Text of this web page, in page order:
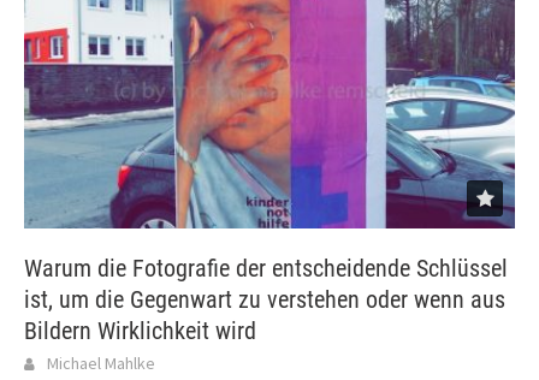
Warum die Fotografie der entscheidende Schlüssel
ist, um die Gegenwart zu verstehen oder wenn aus
Bildern Wirklichkeit wird
Michael Mahlke